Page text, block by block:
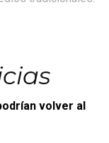
volver al